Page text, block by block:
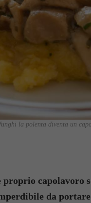
la polenta diventa un
capolavoro
da